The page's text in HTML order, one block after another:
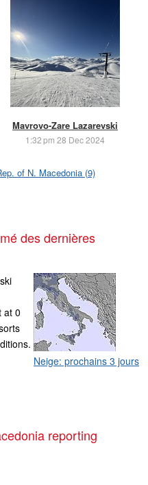
Mavrovo-Zare Lazarevski
1:32 pm 28 Dec 2024
of N. Macedonia (9)
Neige: prochains 3 jours
at 0
reporting